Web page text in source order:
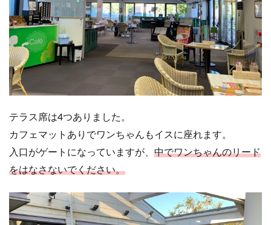
テラス席は4つありました。
カフェマットありでワンちゃんもイスに座れます。
入口がゲートになっていますが、 中でワンちゃんのリード
をはなさないでください。